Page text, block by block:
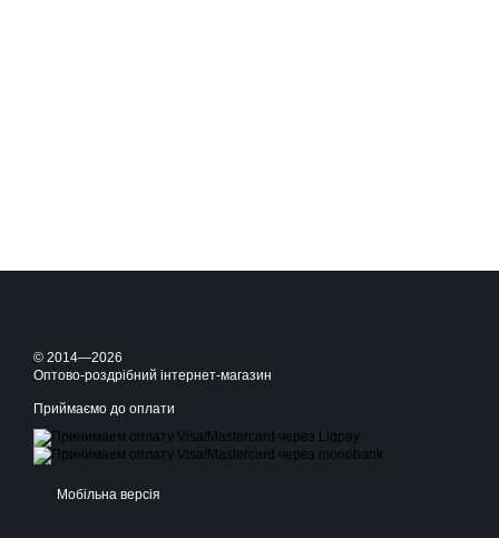
© 2014—2026
Оптово-роздрібний інтернет-магазин
Приймаємо до оплати
Мобільна версія